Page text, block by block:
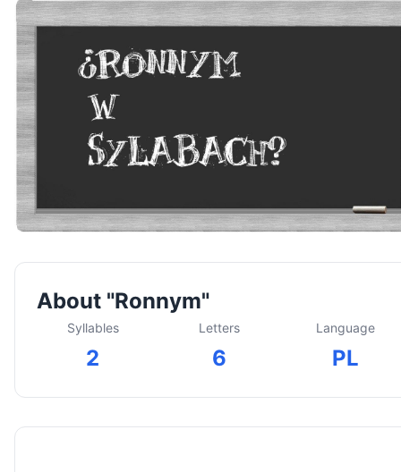
About "Ronnym"
Syllables
2
Letters
6
Language
PL